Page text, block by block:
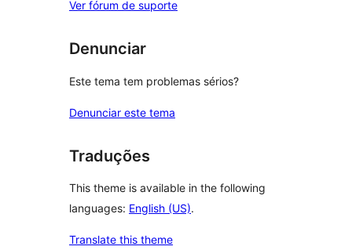
Ver fórum de suporte
Denunciar
Este tema tem problemas sérios?
Denunciar este tema
Traduções
This theme is available in the following
languages: English (US).
Translate this theme